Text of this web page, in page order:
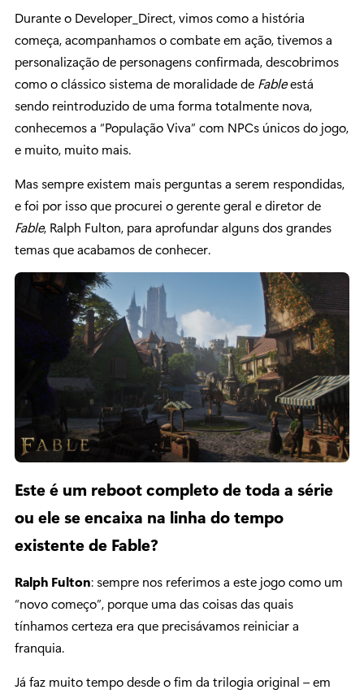
Durante o Developer_Direct, vimos como a história
começa, acompanhamos o combate em ação, tivemos a
personalização de personagens confirmada, descobrimos
como o clássico sistema de moralidade de Fableestá
sendo reintroduzido de uma forma totalmente nova,
conhecemos a “População Viva” com NPCs únicos do jogo,
e muito, muito mais.
Mas sempre existem mais perguntas a serem respondidas,
e foi por isso que procurei o gerente geral e diretor de
Fable, Ralph Fulton, para aprofundar alguns dos grandes
temas que acabamos de conhecer.
Este é um reboot completo de toda a série
ou ele se encaixa na linha do tempo
existente de Fable?
Ralph Fulton: sempre nos referimos a este jogo como um
“novo começo”, porque uma das coisas das quais
tínhamos certeza era que precisávamos reiniciar a
franquia.
Já faz muito tempo desde o fim da trilogia original – em